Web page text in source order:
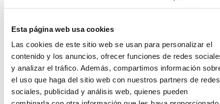
Esta página web usa cookies
Las cookies de este sitio web se usan para personalizar el
contenido y los anuncios, ofrecer funciones de redes
y analizar el tráfico. Además, compartimos información
el uso que haga del sitio web con nuestros partners de redes
sociales, publicidad y análisis web, quienes pueden
tiene todo lo necesario para desarrollar las
batería. Diseñada para ser un instrumento de
verdad para los más jóvenes que ayudará a
aprender una buena técnica y también facilitará la
progresión a baterías más grandes llegado el
momento.